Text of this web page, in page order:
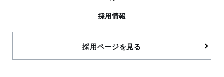
採用情報
採用ページを見る